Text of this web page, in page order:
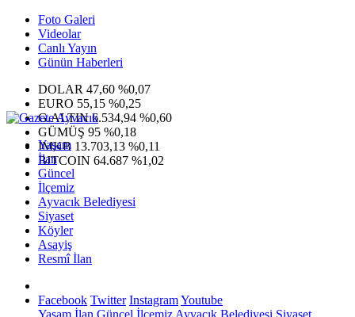
Foto Galeri
Videolar
Canlı Yayın
Günün Haberleri
DOLAR 47,60 %0,07
EURO 55,15 %0,25
G.ALTIN6.534,94 %0,60
GÜMÜŞ 95 %0,18
IMKB 13.703,13 %0,11
BITCOIN 64.687 %1,02
Yaşam
İlan
Güncel
İlçemiz
Ayvacık Belediyesi
Siyaset
Köyler
Asayiş
Resmî İlan
Facebook Twitter InstagramYoutube
Yaşam İlan Güncel İlçemiz Ayvacık Belediyesi Siyaset